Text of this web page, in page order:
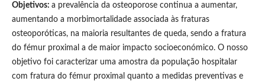
Objetivos: a prevalência da osteoporose continua a aumentar,
aumentando a morbimortalidade associada às fraturas
osteoporóticas, na maioria resultantes de queda, sendo a fratura
do fémur proximal a de maior impacto socioeconómico. O nosso
objetivo foi caracterizar uma amostra da população hospitalar
com fratura do fémur proximal quanto a medidas preventivas e